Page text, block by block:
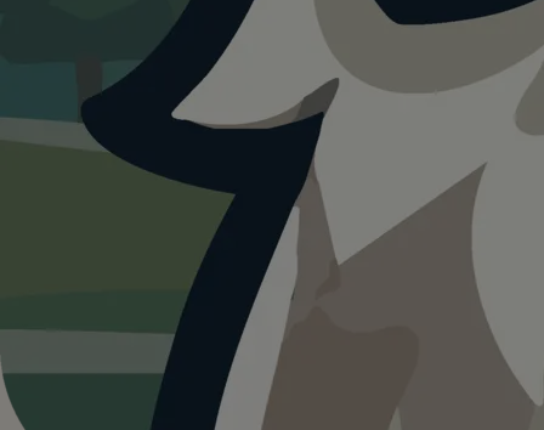
Visualisierung · KI
Heute ist
für Hundewiese
Gablonzerring.
OpenWeatherMap
Frei
—